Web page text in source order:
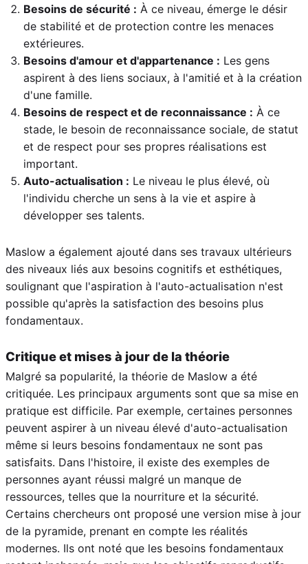
Besoins de sécurité : À ce niveau, émerge le désir
de stabilité et de protection contre les menaces
extérieures.
Besoins d'amour et d'appartenance : Les gens
aspirent à des liens sociaux, à l'amitié et à la création
d'une famille.
Besoins de respect et de reconnaissance : À ce
stade, le besoin de reconnaissance sociale, de statut
et de respect pour ses propres réalisations est
important.
Auto-actualisation : Le niveau le plus élevé, où
l'individu cherche un sens à la vie et aspire à
développer ses talents.
Maslow a également ajouté dans ses travaux ultérieurs
des niveaux liés aux besoins cognitifs et esthétiques,
soulignant que l'aspiration à l'auto-actualisation n'est
possible qu'après la satisfaction des besoins plus
fondamentaux.
Critique et mises à jour de la théorie
Malgré sa popularité, la théorie de Maslow a été
critiquée. Les principaux arguments sont que sa mise en
pratique est difficile. Par exemple, certaines personnes
peuvent aspirer à un niveau élevé d'auto-actualisation
même si leurs besoins fondamentaux ne sont pas
satisfaits. Dans l'histoire, il existe des exemples de
personnes ayant réussi malgré un manque de
ressources, telles que la nourriture et la sécurité.
Certains chercheurs ont proposé une version mise à jour
de la pyramide, prenant en compte les réalités
modernes. Ils ont noté que les besoins fondamentaux